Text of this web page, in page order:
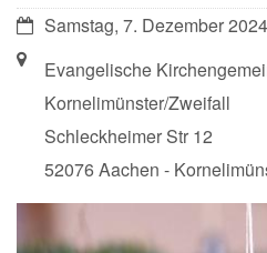
Datum:Samstag, 7. Dezember
Ort: Evangelische
Kornelimünster/Zweifall
Schleckheimer Str 12
52076 Aachen -